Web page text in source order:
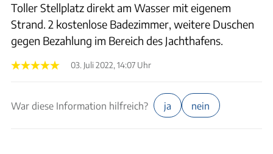
Toller Stellplatz direkt am Wasser mit eigenem
Strand. 2 kostenlose Badezimmer, weitere Duschen
gegen Bezahlung im Bereich des Jachthafens.
03. Juli 2022, 14:07 Uhr
War diese Information hilfreich? ja nein